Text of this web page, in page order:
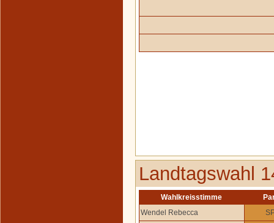
Landtagswahl
Wahlkreisstimme
Wendel Rebecca